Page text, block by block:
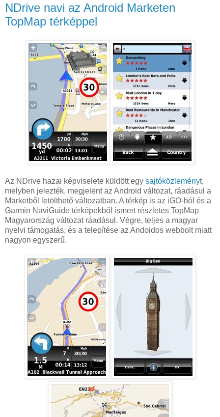
NDrive navi az Android Marketen
TopMap térképpel
Az NDrive hazai képviselete küldött egy sajtóközleményt,
melyben jelezték, megjelent az Android változat, ráadásul a
Marketből letölthető változatban. A térkép is az iGO-ból és a
Garmin NaviGuide térképekből ismert részletes TopMap
Magyarország változat ráadásul. Végre, teljes a magyar
nyelvi támogatás, és a telepítése az Andoidos webbolt miatt
nagyon egyszerű.